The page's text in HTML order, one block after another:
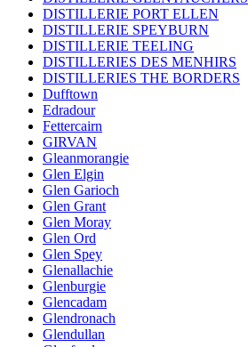
DISTILLERIE PORT ELLEN
DISTILLERIE SPEYBURN
DISTILLERIE TEELING
DISTILLERIES DES MENHIRS
DISTILLERIES THE BORDERS
Dufftown
Edradour
Fettercairn
GIRVAN
Gleanmorangie
Glen Elgin
Glen Garioch
Glen Grant
Glen Moray
Glen Ord
Glen Spey
Glenallachie
Glenburgie
Glencadam
Glendronach
Glendullan